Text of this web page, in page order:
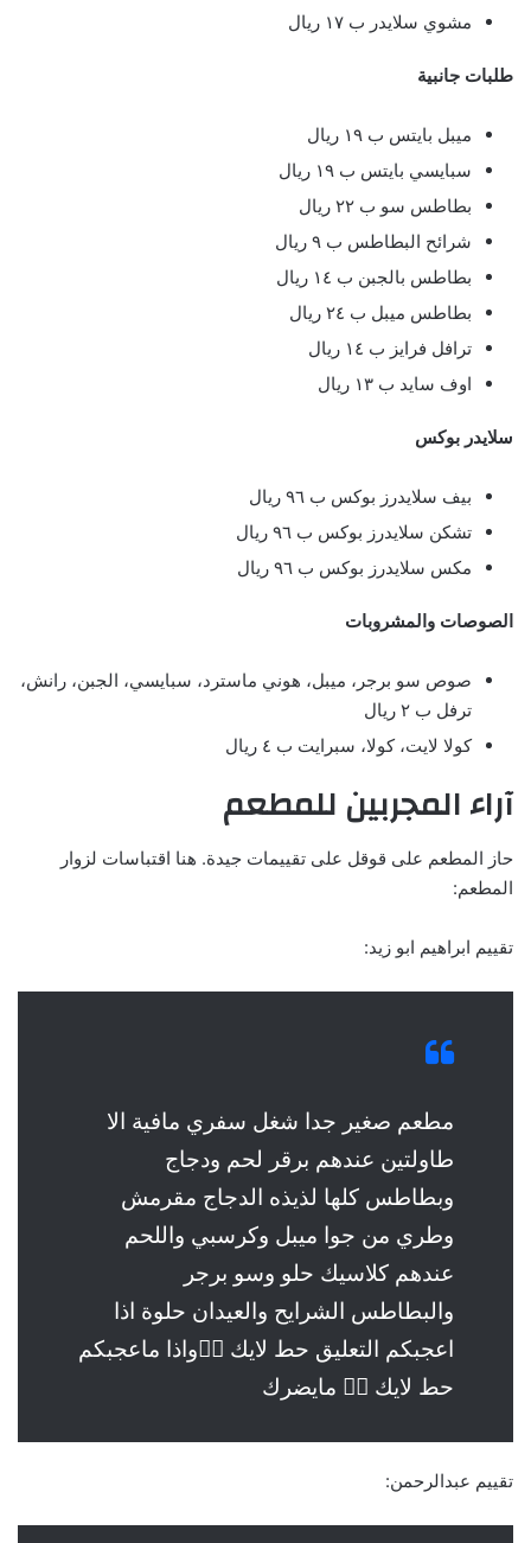
مشوي سلايدر ب ١٧ ريال
طلبات جانبية
ميبل بايتس ب ١٩ ريال
سبايسي بايتس ب ١٩ ريال
بطاطس سو ب ٢٢ ريال
شرائح البطاطس ب ٩ ريال
بطاطس بالجبن ب ١٤ ريال
بطاطس ميبل ب ٢٤ ريال
ترافل فرايز ب ١٤ ريال
اوف سايد ب ١٣ ريال
سلايدر بوكس
بيف سلايدرز بوكس ب ٩٦ ريال
تشكن سلايدرز بوكس ب ٩٦ ريال
مكس سلايدرز بوكس ب ٩٦ ريال
الصوصات والمشروبات
صوص سو برجر، ميبل، هوني ماسترد، سبايسي، الجبن، رانش،
ترفل ب ٢ ريال
كولا لايت، كولا، سبرايت ب ٤ ريال
آراء المجربين للمطعم
حاز المطعم على قوقل على تقييمات جيدة. هنا اقتباسات لزوار
المطعم:
تقييم ابراهيم ابو زيد:
مطعم صغير جدا شغل سفري مافية الا
طاولتين عندهم برقر لحم ودجاج
وبطاطس كلها لذيذه الدجاج مقرمش
وطري من جوا ميبل وكرسبي واللحم
عندهم كلاسيك حلو وسو برجر
والبطاطس الشرايح والعيدان حلوة اذا
اعجبكم التعليق حط لايك 👍🏻واذا ماعجبكم
حط لايك 👍🏻 مايضرك
تقييم عبدالرحمن: